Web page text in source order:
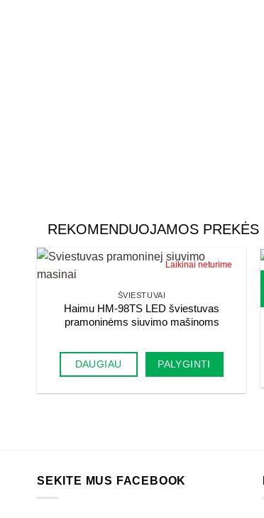
REKOMENDUOJAMOS PREKĖS
Laikinai neturime
ŠVIESTUVAI
Haimu HM-98TS LED šviestuvas
pramoninėms siuvimo mašinoms
DAUGIAU PALYGINTI
SEKITE MUS FACEBOOK